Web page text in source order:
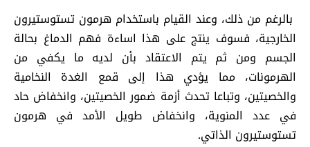
بالرغم من ذلك، وعند القيام باستخدام هرمون تستوستيرون
الخارجية، فسوف ينتج على هذا اساءة فهم الدماغ بحالة
الجسم ومن ثم يتم الاعتقاد بأن لديه ما يكفي من
الهرمونات، مما يؤدي هذا إلى قمع الغدة النخامية
والخصيتين، وتباعا تحدث أزمة ضمور الخصيتين، وانخفاض حاد
في عدد المنوية، وانخفاض طويل الأمد في هرمون
تستوستيرون الذاتي.